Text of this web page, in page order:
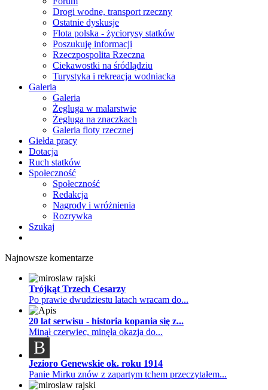
Drogi wodne, transport rzeczny
Ostatnie dyskusje
Flota polska - życiorysy statków
Poszukuję informacji
Rzeczpospolita Rzeczna
Ciekawostki na śródlądziu
Turystyka i rekreacja wodniacka
Galeria
Galeria
Żegluga w malarstwie
Żegluga na znaczkach
Galeria floty rzecznej
Giełda pracy
Dotacja
Ruch statków
Społeczność
Społeczność
Redakcja
Nagrody i wróżnienia
Rozrywka
Szukaj
Najnowsze komentarze
Trójkąt Trzech Cesarzy
Po prawie dwudziestu latach wracam do...
20 lat serwisu - historia kopania się z...
Minął czerwiec, minęła okazja do...
B
Jezioro Genewskie ok. roku 1914
Panie Mirku znów z zapartym tchem przeczytałem...